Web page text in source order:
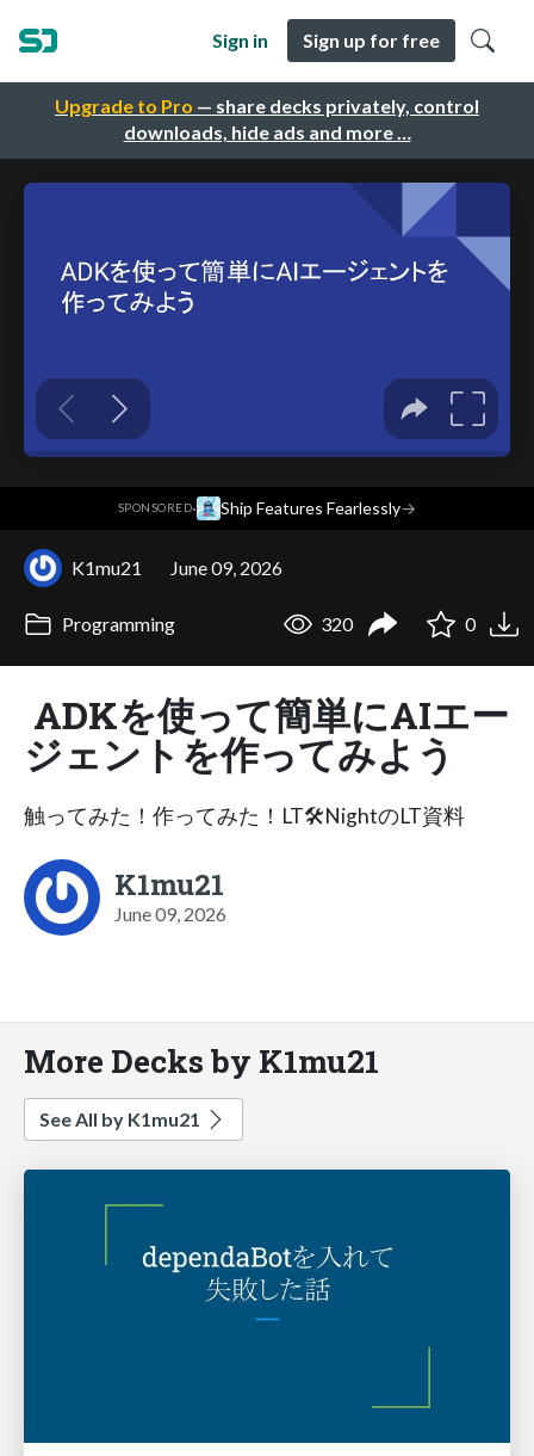
Upgrade to Pro — share decks privately, control
downloads, hide ads and more …
Sign in Sign up for free
SPONSORED· Ship Features Fearlessly→
K1mu21 June 09, 2026
Programming 320 0
ADKを使って簡単にAIエー
ジェントを作ってみよう
触ってみた！作ってみた！LT🛠️NightのLT資料
K1mu21
June 09, 2026
More Decks by K1mu21
See All by K1mu21